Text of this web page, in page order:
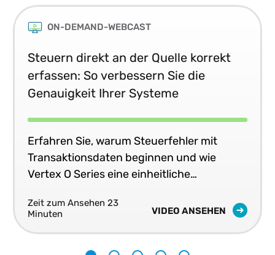
ON-DEMAND-WEBCAST
Steuern direkt an der Quelle korrekt
erfassen: So verbessern Sie die
Genauigkeit Ihrer Systeme
Erfahren Sie, warum Steuerfehler mit
Transaktionsdaten beginnen und wie
Vertex O Series eine einheitliche
Geschäftssystemen liefert.
Zeit zum Ansehen 23
Minuten
VIDEO ANSEHEN